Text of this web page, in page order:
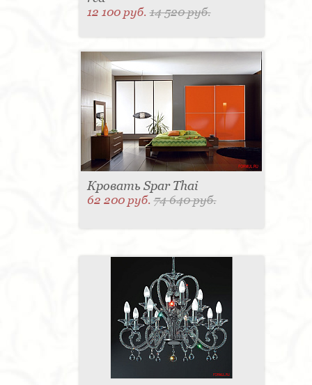
12 100 руб.14 520 руб.
Кровать Spar Thai
62 200 руб.74 640 руб.